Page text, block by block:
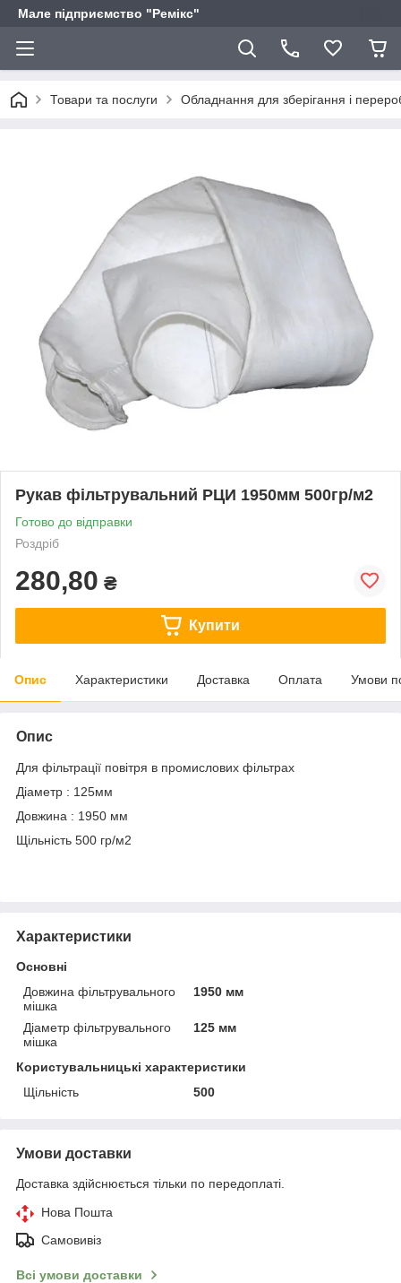
Мале підприємство "Ремікс"
Товари та послуги Обладнання для зберігання і
Рукав фільтрувальний РЦИ 1950мм 500гр/м2
Готово до відправки
Роздріб
280,80 ₴
Купити
Опис Характеристики Доставка Оплата Умови
Опис
Для фільтрації повітря в промислових фільтрах
Діаметр : 125мм
Довжина : 1950 мм
Щільність 500 гр/м2
Характеристики
Основні
Довжина фільтрувального
мішка
1950 мм
Діаметр фільтрувального
мішка
125 мм
Користувальницькі характеристики
Щільність
500
Умови доставки
Доставка здійснюється тільки по передоплаті.
Нова Пошта
Самовивіз
Всі умови доставки